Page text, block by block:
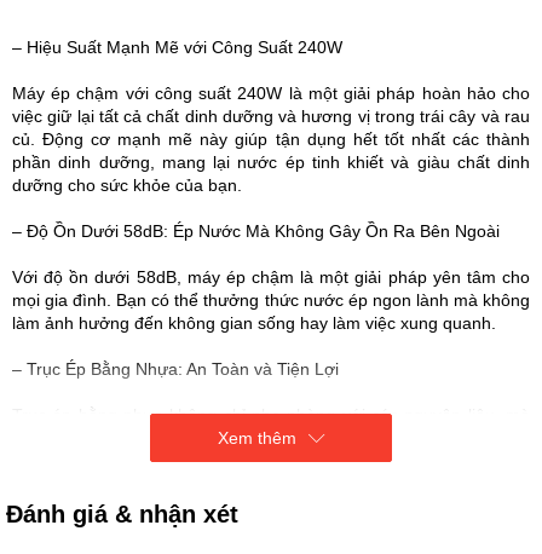
– Hiệu Suất Mạnh Mẽ với Công Suất 240W
Máy ép chậm với công suất 240W là một giải pháp hoàn hảo cho
việc giữ lại tất cả chất dinh dưỡng và hương vị trong trái cây và rau
củ. Động cơ mạnh mẽ này giúp tận dụng hết tốt nhất các thành
phần dinh dưỡng, mang lại nước ép tinh khiết và giàu chất dinh
dưỡng cho sức khỏe của bạn.
– Độ Ồn Dưới 58dB: Ép Nước Mà Không Gây Ồn Ra Bên Ngoài
Với độ ồn dưới 58dB, máy ép chậm là một giải pháp yên tâm cho
mọi gia đình. Bạn có thể thưởng thức nước ép ngon lành mà không
làm ảnh hưởng đến không gian sống hay làm việc xung quanh.
– Trục Ép Bằng Nhựa: An Toàn và Tiện Lợi
Trục ép bằng nhựa không chỉ nhẹ nhàng với các nguyên liệu, mà
còn an toàn cho lưới lọc và chất lỏng ép. Vật liệu nhựa chất lượng
cao đảm bảo rằng nước ép của bạn không bị nhiễm mùi hay
– Dễ Dàng Làm Sạch và Vệ Sinh
Xem thêm
Đánh giá & nhận xét